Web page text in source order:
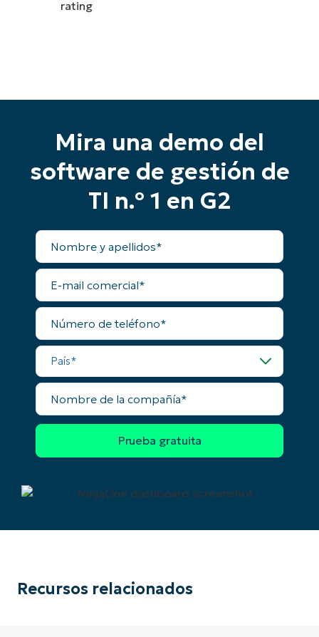
Mira una demo del
software de gestión de
TI n.º 1 en G2
Nombre
apellidos
E-
mail
comercial
Número
teléfono
País
Nombre
la
compañía
Recursos relacionados
last
number*
Company
name*